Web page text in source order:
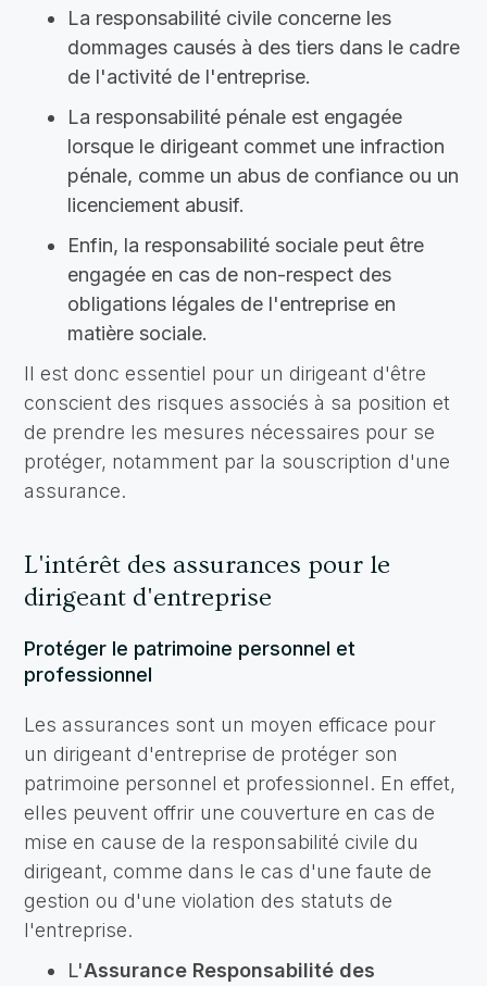
La responsabilité civile concerne les
dommages causés à des tiers dans le cadre
de l'activité de l'entreprise.
La responsabilité pénale est engagée
lorsque le dirigeant commet une infraction
pénale, comme un abus de confiance ou un
licenciement abusif.
Enfin, la responsabilité sociale peut être
engagée en cas de non-respect des
obligations légales de l'entreprise en
matière sociale.
Il est donc essentiel pour un dirigeant d'être
conscient des risques associés à sa position et
de prendre les mesures nécessaires pour se
protéger, notamment par la souscription d'une
assurance.
L'intérêt des assurances pour le
dirigeant d'entreprise
Protéger le patrimoine personnel et
professionnel
Les assurances sont un moyen efficace pour
un dirigeant d'entreprise de protéger son
patrimoine personnel et professionnel. En effet,
elles peuvent offrir une couverture en cas de
mise en cause de la responsabilité civile du
dirigeant, comme dans le cas d'une faute de
gestion ou d'une violation des statuts de
l'entreprise.
L'Assurance Responsabilité des